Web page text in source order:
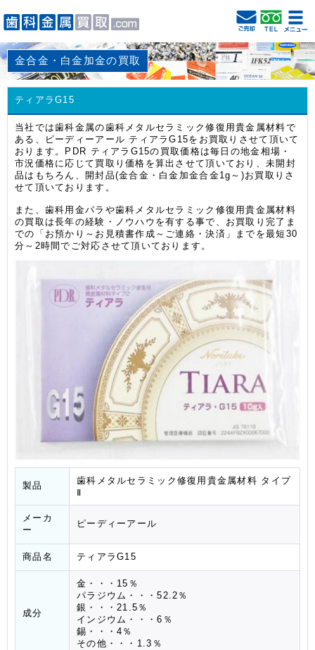
金合金・白金加金の買取
ティアラG15
当社では歯科金属の歯科メタルセラミック修復用貴金属材料で
ある、ピーディーアール ティアラG15をお買取りさせて頂いて
おります。PDR ティアラG15の買取価格は毎日の地金相場・
市況価格に応じて買取り価格を算出させて頂いており、未開封
品はもちろん、開封品(金合金・白金加金合金1g～)お買取りさ
せて頂いております。
また、歯科用金パラや歯科メタルセラミック修復用貴金属材料
の買取は長年の経験・ノウハウを有する事で、お買取り完了ま
での「お預かり～お見積書作成～ご連絡・決済」までを最短30
分～2時間でご対応させて頂いております。
製品
歯科メタルセラミック修復用貴金属材料 タイプ
Ⅱ
メーカ
ー
ピーディーアール
商品名 ティアラG15
成分
金・・・15％
パラジウム・・・52.2％
銀・・・21.5％
インジウム・・・6％
錫・・・4％
その他・・・1.3％